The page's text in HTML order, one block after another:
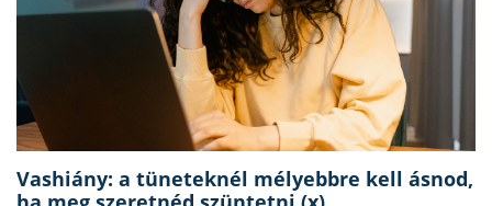
Vashiány: a tüneteknél mélyebbre kell ásnod,